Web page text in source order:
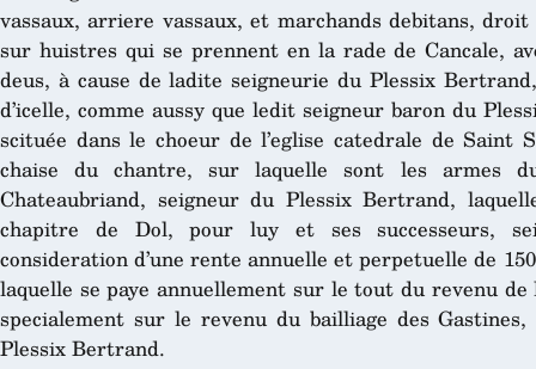
vassaux, arriere vassaux, et marchands debitans,
sur huistres qui se prennent en la rade de Cancale,
deus, à cause de ladite seigneurie du Plessix
d’icelle, comme aussy que ledit seigneur baron du
scituée dans le choeur de l’eglise catedrale de Saint
chaise du chantre, sur laquelle sont les armes
Chateaubriand, seigneur du Plessix Bertrand,
chapitre de Dol, pour luy et ses successeurs,
consideration d’une rente annuelle et perpetuelle de
laquelle se paye annuellement sur le tout du revenu
specialement sur le revenu du bailliage des
Plessix Bertrand.